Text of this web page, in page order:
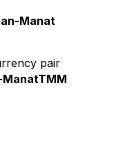
Manat
pair
TMM